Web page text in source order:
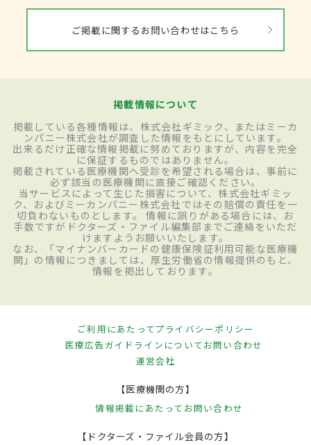
ご掲載に関するお問い合わせはこちら
掲載情報について
掲載している各種情報は、株式会社ギミック、またはミーカ
ンパニー株式会社が調査した情報をもとにしています。
出来るだけ正確な情報掲載に努めておりますが、内容を完全
に保証するものではありません。
掲載されている医療機関へ受診を希望される場合は、事前に
必ず該当の医療機関に直接ご確認ください。
当サービスによって生じた損害について、株式会社ギミッ
ク、およびミーカンパニー株式会社ではその賠償の責任を一
切負わないものとします。 情報に誤りがある場合には、お
手数ですがドクターズ・ファイル編集部までご連絡をいただ
けますようお願いいたします。
なお、「マイナンバーカードの健康保険証利用可能な医療機
関」の情報につきましては、厚生労働省の情報提供のもと、
情報を掲出しております。
ご利用にあたってプライバシーポリシー
医療広告ガイドラインについてお問い合わせ
運営会社
【医療機関の方】
情報掲載にあたって お問い合わせ
【ドクターズ・ファイル会員の方】